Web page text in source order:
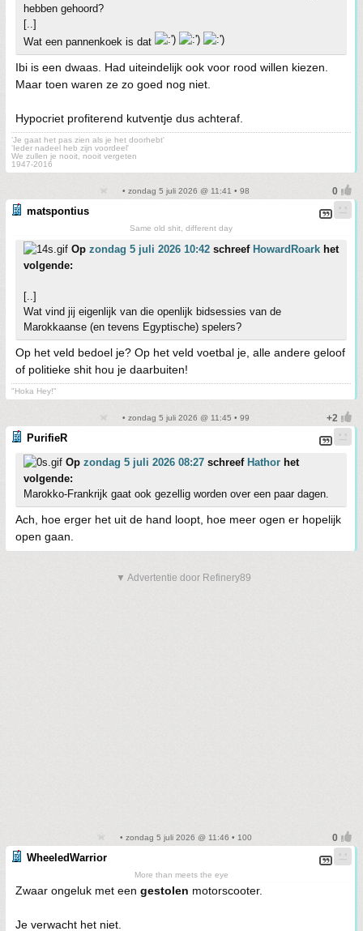
hebben gehoord?
[..]
Wat een pannenkoek is dat
Ibi is een dwaas. Had uiteindelijk ook voor rood willen kiezen.
Maar toen waren ze zo goed nog niet.
Hypocriet profiterend kutventje dus achteraf.
'Je gaat het pas zien als je het doorhebt'
'Ieder nadeel heb zijn voordeel'
We zullen je nooit, nooit vergeten
1947-2016
• zondag 5 juli 2026 @ 11:41 • 98
matspontius
Same old shit, different day
Op zondag 5 juli 2026 10:42 schreef HowardRoark het
volgende:
[..]
Wat vind jij eigenlijk van die openlijk bidsessies van de
Marokkaanse (en tevens Egyptische) spelers?
Op het veld bedoel je? Op het veld voetbal je, alle andere geloof
of politieke shit hou je daarbuiten!
"Hoka Hey!"
• zondag 5 juli 2026 @ 11:45 • 99
PurifieR
Op zondag 5 juli 2026 08:27 schreef Hathor het
volgende:
Marokko-Frankrijk gaat ook gezellig worden over een paar dagen.
Ach, hoe erger het uit de hand loopt, hoe meer ogen er hopelijk
open gaan.
▼ Advertentie door Refinery89
• zondag 5 juli 2026 @ 11:46 • 100
WheeledWarrior
More than meets the eye
Zwaar ongeluk met een gestolen motorscooter.
Je verwacht het niet.